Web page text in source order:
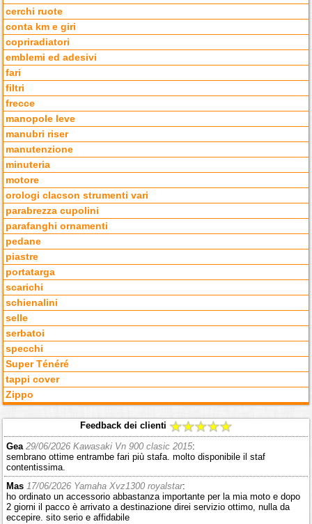
cerchi ruote
conta km e giri
copriradiatori
emblemi ed adesivi
fari
filtri
frecce
manopole leve
manubri riser
manutenzione
minuteria
motore
orologi clacson strumenti vari
parabrezza cupolini
parafanghi ornamenti
pedane
piastre
portatarga
scarichi
schienalini
selle
serbatoi
specchi
Super Ténéré
tappi cover
Zippo
Feedback dei clienti
Gea 29/06/2026 Kawasaki Vn 900 clasic 2015:
sembrano ottime entrambe fari più stafa. molto disponibile il staf
contentissima.
Mas 17/06/2026 Yamaha Xvz1300 royalstar:
ho ordinato un accessorio abbastanza importante per la mia moto e dopo
2 giorni il pacco è arrivato a destinazione direi servizio ottimo, nulla da
eccepire. sito serio e affidabile